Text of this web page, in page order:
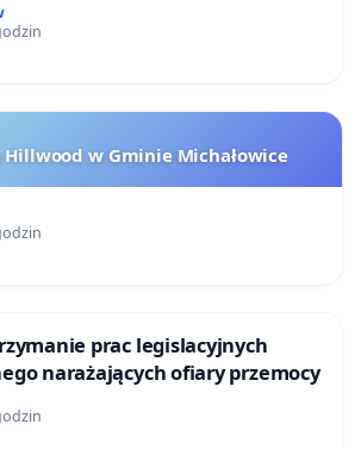
w Gminie Michałowice
prac legislacyjnych
prawa rodzinnego narażających ofiary przemocy